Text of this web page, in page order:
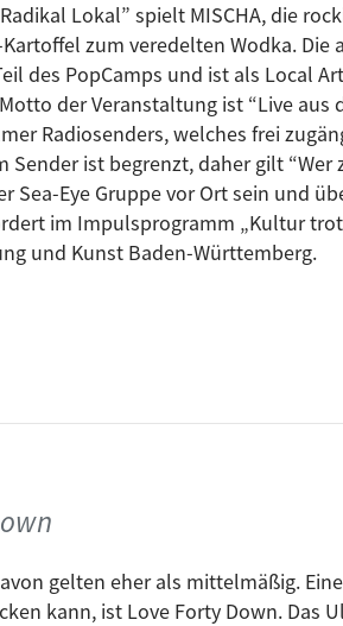
Lokal” spielt MISCHA, die
zum veredelten Wodka. Die
des PopCamps und ist als Local
der Veranstaltung ist “Live aus
Radiosenders, welches frei
Sender ist begrenzt, daher gilt
Sea-Eye Gruppe vor Ort sein und
im Impulsprogramm „Kultur
und Kunst Baden-Württemberg.
gelten eher als mittelmäßig.
kann, ist Love Forty Down. Das